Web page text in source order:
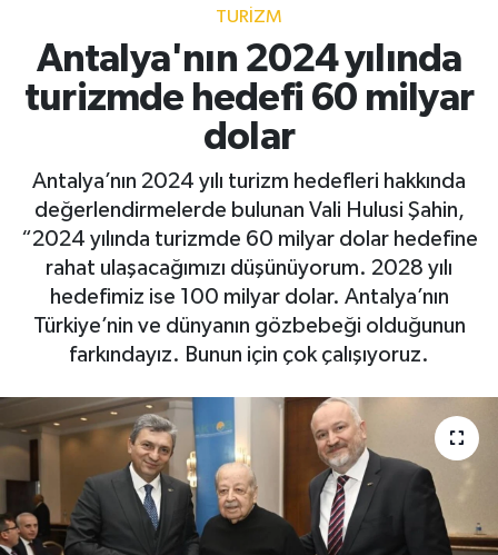
TURIZM
Antalya'nın 2024 yılında
turizmde hedefi 60 milyar
dolar
Antalya’nın 2024 yılı turizm hedefleri hakkında
değerlendirmelerde bulunan Vali Hulusi Şahin,
“2024 yılında turizmde 60 milyar dolar hedefine
rahat ulaşacağımızı düşünüyorum. 2028 yılı
hedefimiz ise 100 milyar dolar. Antalya’nın
Türkiye’nin ve dünyanın gözbebeği olduğunun
farkındayız. Bunun için çok çalışıyoruz.
Diğer
Dünya
Gizlilik İlkeleri - Privacy Policy
Güncel
Gündem
Spor
Turizm
Haber Arşivi